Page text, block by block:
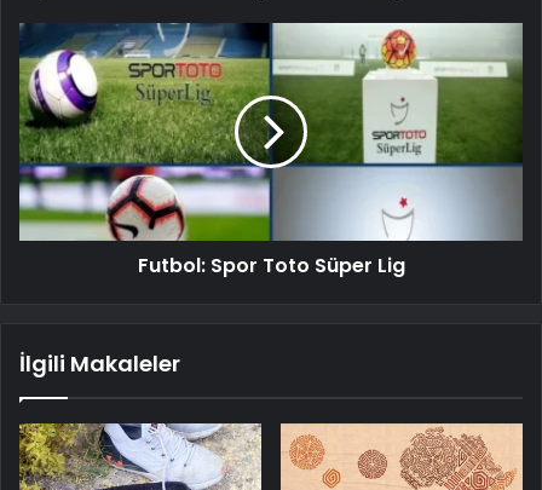
Futbol: Spor Toto Süper Lig
İlgili Makaleler